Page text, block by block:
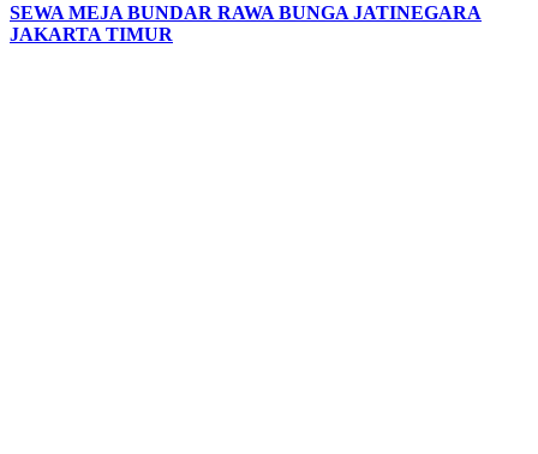
SEWA MEJA BUNDAR RAWA BUNGA JATINEGARA
JAKARTA TIMUR